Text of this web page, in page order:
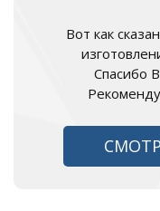
Вот как
Спасибо